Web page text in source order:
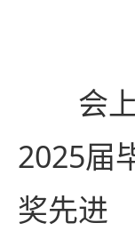
会
2025届
奖先进